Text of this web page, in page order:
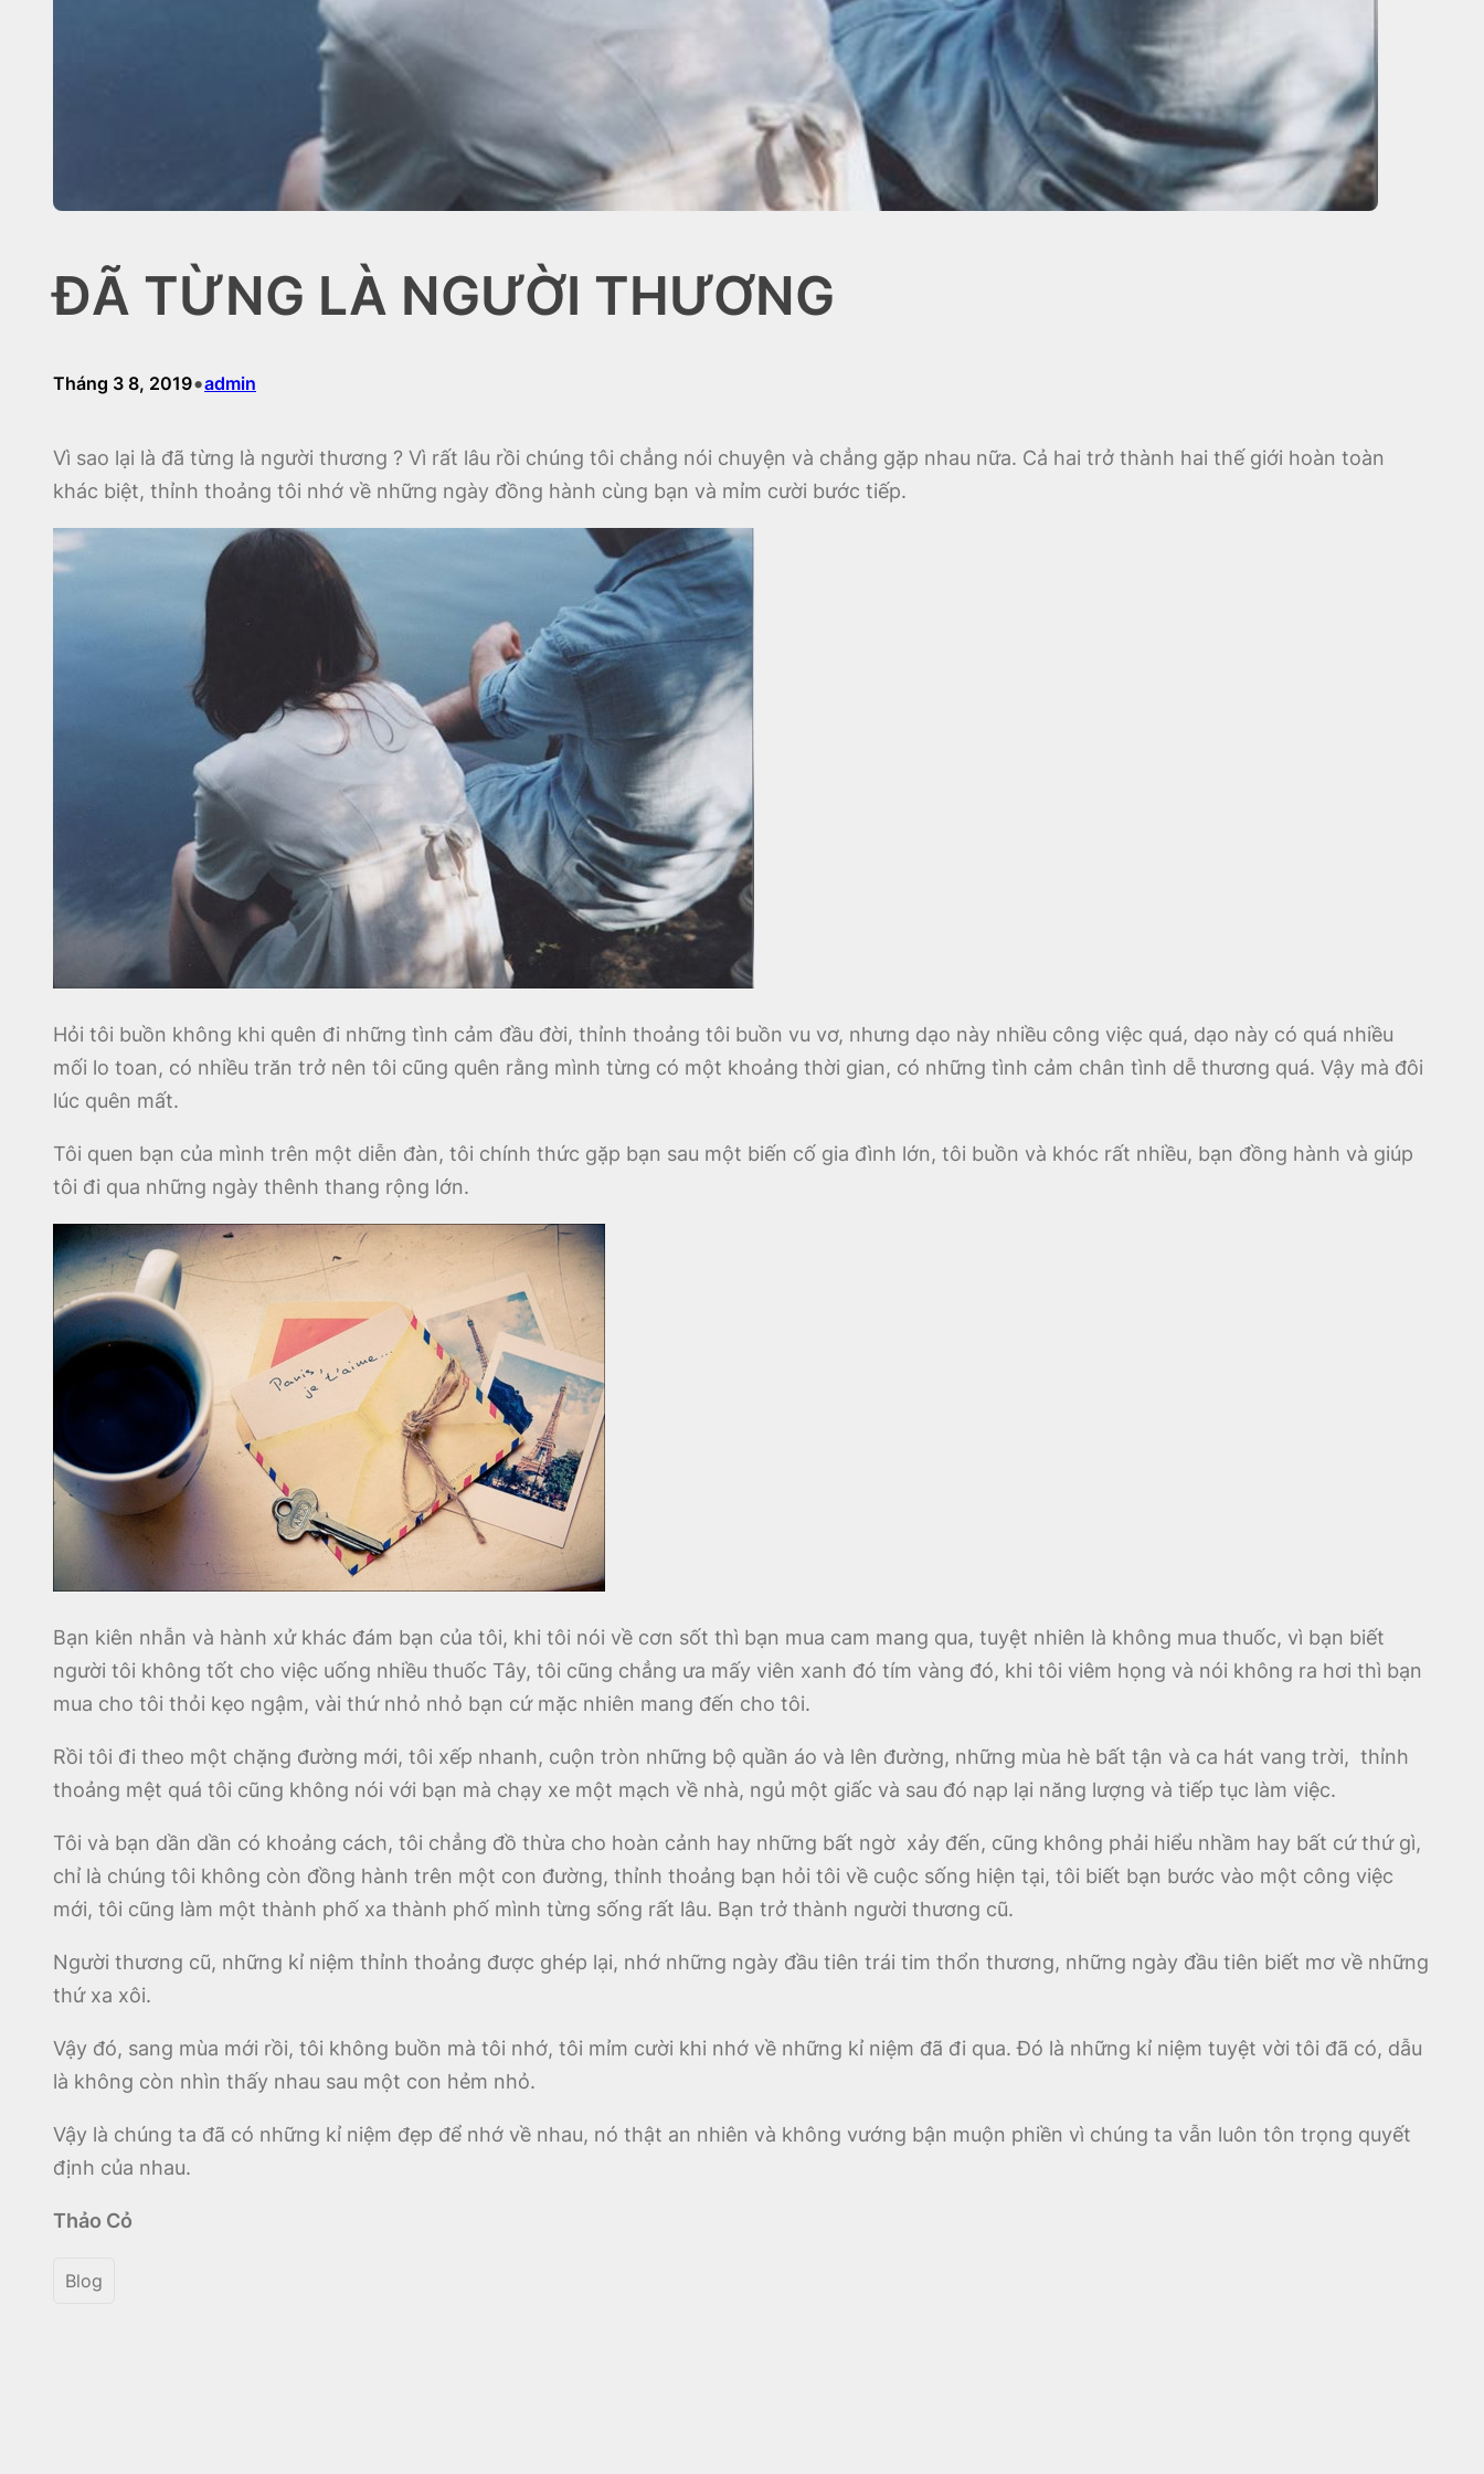
ĐÃ TỪNG LÀ NGƯỜI THƯƠNG
Tháng 3 8, 2019•admin
Vì sao lại là đã từng là người thương ? Vì rất lâu rồi chúng tôi chẳng nói chuyện và chẳng gặp nhau nữa. Cả hai trở thành hai thế giới hoàn toàn
khác biệt, thỉnh thoảng tôi nhớ về những ngày đồng hành cùng bạn và mỉm cười bước tiếp.
Hỏi tôi buồn không khi quên đi những tình cảm đầu đời, thỉnh thoảng tôi buồn vu vơ, nhưng dạo này nhiều công việc quá, dạo này có quá nhiều
mối lo toan, có nhiều trăn trở nên tôi cũng quên rằng mình từng có một khoảng thời gian, có những tình cảm chân tình dễ thương quá. Vậy mà đôi
lúc quên mất.
Tôi quen bạn của mình trên một diễn đàn, tôi chính thức gặp bạn sau một biến cố gia đình lớn, tôi buồn và khóc rất nhiều, bạn đồng hành và giúp
tôi đi qua những ngày thênh thang rộng lớn.
Bạn kiên nhẫn và hành xử khác đám bạn của tôi, khi tôi nói về cơn sốt thì bạn mua cam mang qua, tuyệt nhiên là không mua thuốc, vì bạn biết
người tôi không tốt cho việc uống nhiều thuốc Tây, tôi cũng chẳng ưa mấy viên xanh đó tím vàng đó, khi tôi viêm họng và nói không ra hơi thì bạn
mua cho tôi thỏi kẹo ngậm, vài thứ nhỏ nhỏ bạn cứ mặc nhiên mang đến cho tôi.
Rồi tôi đi theo một chặng đường mới, tôi xếp nhanh, cuộn tròn những bộ quần áo và lên đường, những mùa hè bất tận và ca hát vang trời, thỉnh
thoảng mệt quá tôi cũng không nói với bạn mà chạy xe một mạch về nhà, ngủ một giấc và sau đó nạp lại năng lượng và tiếp tục làm việc.
Tôi và bạn dần dần có khoảng cách, tôi chẳng đồ thừa cho hoàn cảnh hay những bất ngờ xảy đến, cũng không phải hiểu nhầm hay bất cứ thứ gì,
chỉ là chúng tôi không còn đồng hành trên một con đường, thỉnh thoảng bạn hỏi tôi về cuộc sống hiện tại, tôi biết bạn bước vào một công việc
mới, tôi cũng làm một thành phố xa thành phố mình từng sống rất lâu. Bạn trở thành người thương cũ.
Người thương cũ, những kỉ niệm thỉnh thoảng được ghép lại, nhớ những ngày đầu tiên trái tim thổn thương, những ngày đầu tiên biết mơ về những
thứ xa xôi.
Vậy đó, sang mùa mới rồi, tôi không buồn mà tôi nhớ, tôi mỉm cười khi nhớ về những kỉ niệm đã đi qua. Đó là những kỉ niệm tuyệt vời tôi đã có, dẫu
là không còn nhìn thấy nhau sau một con hẻm nhỏ.
Vậy là chúng ta đã có những kỉ niệm đẹp để nhớ về nhau, nó thật an nhiên và không vướng bận muộn phiền vì chúng ta vẫn luôn tôn trọng quyết
định của nhau.
Thảo Cỏ
Blog